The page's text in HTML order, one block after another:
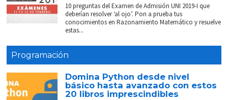
10 preguntas del Examen de Admisión UNI 2019-I que
deberían resolver ‘al ojo’. Pon a prueba tus
conocimientos en Razonamiento Matemático y resuelve
estas...
Programación
Domina Python desde nivel
básico hasta avanzado con estos
20 libros imprescindibles